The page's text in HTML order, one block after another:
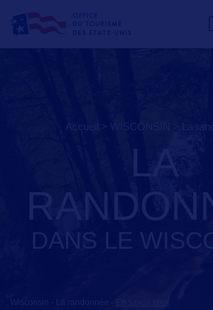
Accueil > WISCONSIN la
LA
DANS LE
Wisconsin - La randonnée